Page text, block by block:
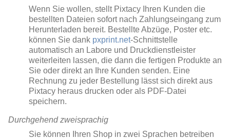
Wenn Sie wollen, stellt Pixtacy Ihren Kunden die
bestellten Dateien sofort nach Zahlungseingang zum
Herunterladen bereit. Bestellte Abzüge, Poster etc.
können Sie dank pxprint.net-Schnittstelle
automatisch an Labore und Druckdienstleister
weiterleiten lassen, die dann die fertigen Produkte an
Sie oder direkt an Ihre Kunden senden. Eine
Rechnung zu jeder Bestellung lässt sich direkt aus
Pixtacy heraus drucken oder als PDF-Datei
speichern.
Durchgehend zweisprachig
Sie können Ihren Shop in zwei Sprachen betreiben